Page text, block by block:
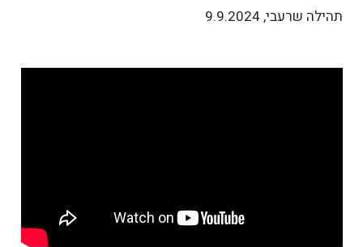
תהילה שרעבי,
9.9.2024